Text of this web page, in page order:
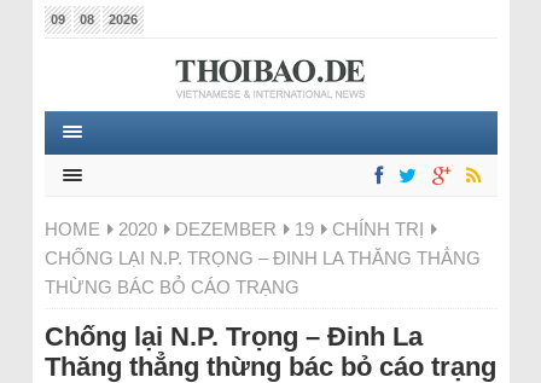
09 08 2026
HOME 2020 DEZEMBER 19
CHÍNH TRỊ
CHỐNG LẠI N.P. TRỌNG – ĐINH LA THĂNG THẲNG
THỪNG BÁC BỎ CÁO TRẠNG
Chống lại N.P. Trọng – Đinh La
Thăng thẳng thừng bác bỏ cáo trạng